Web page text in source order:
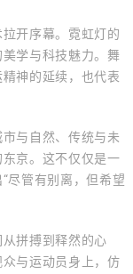
开序幕。霓虹灯的
学与科技魅力。舞
神的延续，也代表
与自然、传统与未
京。这不仅仅是一
尽管有别离，但希望
拼搏到释然的心
与运动员身上，仿